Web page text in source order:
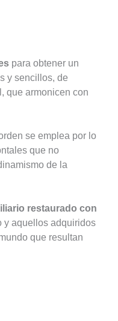
para obtener un
y sencillos, de
que armonicen con
se emplea por lo
que no
de la
restaurado con
y aquellos adquiridos
que resultan